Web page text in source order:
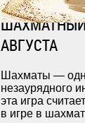
ШАХМАТНЫЙ
АВГУСТА
Шахматы —
незаурядного
эта игра
в игре в